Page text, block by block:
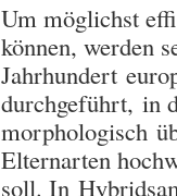
Um möglichst
können, werden
Jahrhundert
durchgeführt, in
morphologisch
Elternarten
soll. In